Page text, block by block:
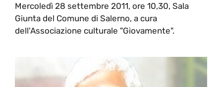
Mercoledì 28 settembre 2011, ore 10,30, Sala
Giunta del Comune di Salerno, a cura
dell'Associazione culturale "Giovamente".